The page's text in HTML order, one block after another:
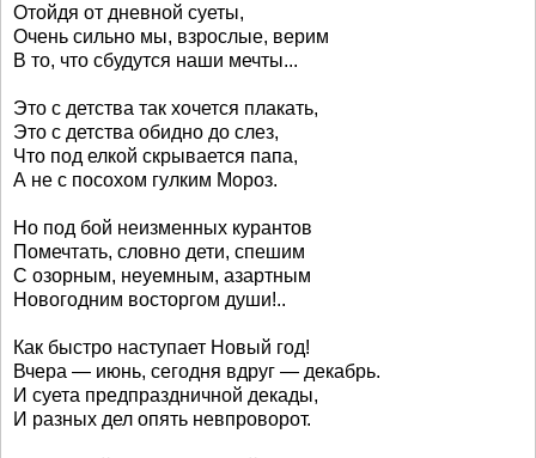
Отойдя от дневной суеты,
Очень сильно мы, взрослые, верим
В то, что сбудутся наши мечты...
Это с детства так хочется плакать,
Это с детства обидно до слез,
Что под елкой скрывается папа,
А не с посохом гулким Мороз.
Но под бой неизменных курантов
Помечтать, словно дети, спешим
С озорным, неуемным, азартным
Новогодним восторгом души!..
Как быстро наступает Новый год!
Вчера — июнь, сегодня вдруг — декабрь.
И суета предпраздничной декады,
И разных дел опять невпроворот.